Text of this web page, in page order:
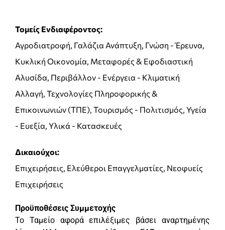
Τομείς Ενδιαφέροντος:
Αγροδιατροφή, Γαλάζια Ανάπτυξη, Γνώση - Έρευνα,
Κυκλική Οικονομία, Μεταφορές & Εφοδιαστική
Αλυσίδα, Περιβάλλον - Ενέργεια - Κλιματική
Αλλαγή, Τεχνολογίες Πληροφορικής &
Επικοινωνιών (ΤΠΕ), Τουρισμός - Πολιτισμός, Υγεία
- Ευεξία, Υλικά - Κατασκευές
Δικαιούχοι:
Επιχειρήσεις, Ελεύθεροι Επαγγελματίες, Νεοφυείς
Επιχειρήσεις
Προϋποθέσεις Συμμετοχής
Το Ταμείο αφορά επιλέξιμες βάσει αναρτημένης